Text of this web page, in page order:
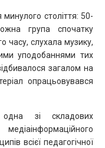
століття: 50-
група спочатку
часу, слухала музику,
уподобаннями тих
загалом на
опрацьовувався
зі складових
всієї педагогічної